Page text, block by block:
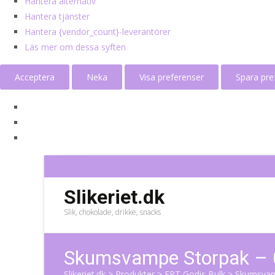
Hantera tjänster
Hantera {vendor_count}-leverantörer
Läs mer om dessa syften
Acceptera Neka Visa preferenser Spara
Slikeriet.dk
Slik, chokolade, drikke, snacks
Skumsvampe Storpak –